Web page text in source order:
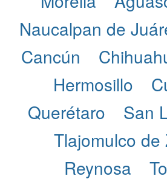
Naucalpan de
Cancún
Hermosillo
Querétaro
San
Tlajomulco de
Reynosa